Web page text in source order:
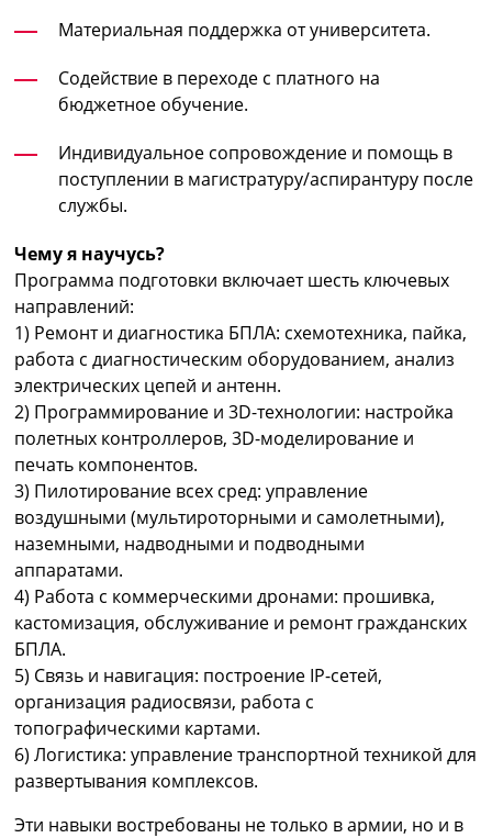
Материальная поддержка от университета.
Содействие в переходе с платного на
бюджетное обучение.
Индивидуальное сопровождение и помощь в
поступлении в магистратуру/аспирантуру после
службы.
Чему я научусь?
Программа подготовки включает шесть ключевых
направлений:
1) Ремонт и диагностика БПЛА: схемотехника, пайка,
работа с диагностическим оборудованием, анализ
электрических цепей и антенн.
2) Программирование и 3D-технологии: настройка
полетных контроллеров, 3D-моделирование и
печать компонентов.
3) Пилотирование всех сред: управление
воздушными (мультироторными и самолетными),
наземными, надводными и подводными
аппаратами.
4) Работа с коммерческими дронами: прошивка,
кастомизация, обслуживание и ремонт гражданских
БПЛА.
5) Связь и навигация: построение IP-сетей,
организация радиосвязи, работа с
топографическими картами.
6) Логистика: управление транспортной техникой для
развертывания комплексов.
Эти навыки востребованы не только в армии, но и в